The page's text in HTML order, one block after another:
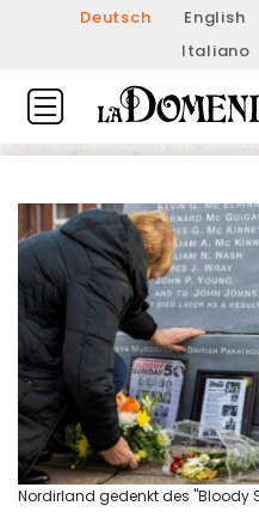
Deutsch English
Italiano
Nordirland gedenkt des "Bloody